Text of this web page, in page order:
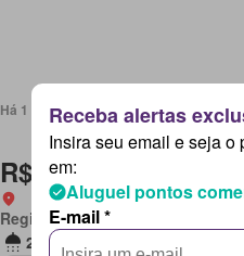
Há 1 dia, 1 hora em Chaves na mão
R$ 3.500/mês
Região Geográfica Imediata de
2 Banheiros
Insira seu email e seja
em:
Aluguel pontos
E-mail *